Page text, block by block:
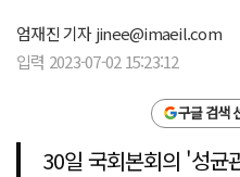
엄재진 기자jinee@imaeil.com
입력 2023-07-02 15:23:12
구글 검색
30일 국회본회의 '성균